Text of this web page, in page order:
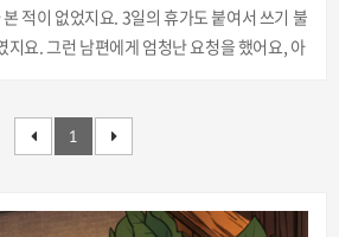
적이 없었지요. 3일의 휴가도 붙여서 쓰기 불
지요. 그런 남편에게 엄청난 요청을 했어요, 아
니다. 그러다가 중간에 갑자기 항공 스케줄이
올라와서 항공편 결항이 우려되는 상황까
1